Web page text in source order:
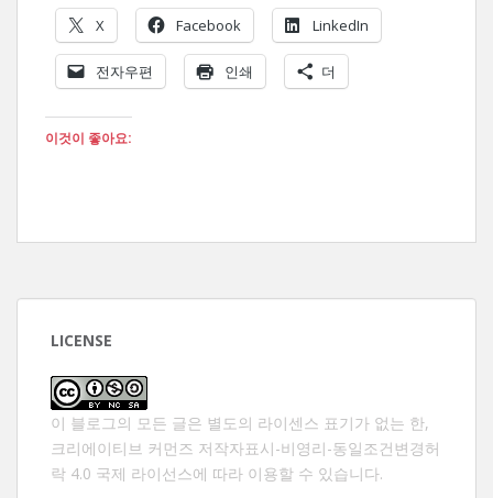
X Facebook LinkedIn
전자우편 인쇄 더
이것이 좋아요:
LICENSE
이 블로그의 모든 글은 별도의 라이센스 표기가 없는 한,
크리에이티브 커먼즈 저작자표시-비영리-동일조건변경허
락 4.0 국제 라이선스에 따라 이용할 수 있습니다.